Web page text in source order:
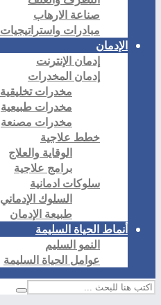
صناعة الارهاب
مبادرات واستراتيجيات
الإدمان
إدمان الإنترنت
إدمان المخدرات
مخدرات تخليقية
مخدرات طبيعية
مخدرات مصنعة
خطط علاجية
الوقاية والعلاج
برامج علاجية
سلوكات ادمانية
السلوك الإدماني
طبيعة الإدمان
أنماط الحياة السليمة
النمو السليم
عوامل الحياة السليمة